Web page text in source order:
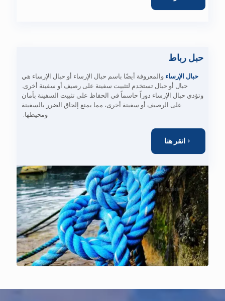
حبل رباط
حبال الإرساء والمعروفة أيضًا باسم حبال الإرساء أو حبال الإرساء هي
حبال أو حبال تستخدم لتثبيت سفينة على رصيف أو سفينة أخرى.
وتؤدي حبال الإرساء دوراً حاسماً في الحفاظ على تثبيت السفينة بأمان
على الرصيف أو سفينة أخرى، مما يمنع إلحاق الضرر بالسفينة
ومحيطها.
انقر هنا